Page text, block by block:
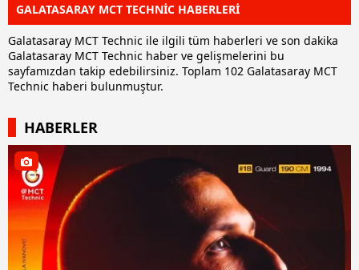
GALATASARAY MCT TECHNİC HABERLERİ
Galatasaray MCT Technic ile ilgili tüm haberleri ve son dakika
Galatasaray MCT Technic haber ve gelişmelerini bu
sayfamızdan takip edebilirsiniz. Toplam 102 Galatasaray MCT
Technic haberi bulunmuştur.
HABERLER